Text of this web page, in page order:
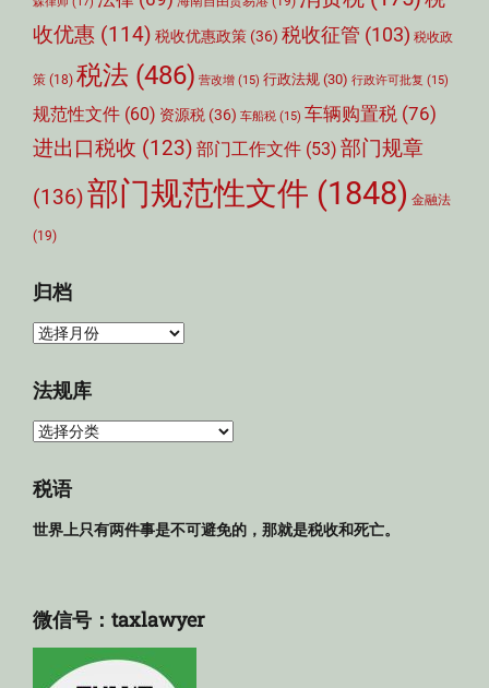
收优惠 (114) 税收优惠政策 (36) 税收征管 (103) 税收政
策 (18) 税法 (486) 营改增 (15) 行政法规 (30) 行政许可批复 (15)
规范性文件 (60) 资源税 (36) 车船税 (15) 车辆购置税 (76)
进出口税收 (123) 部门工作文件 (53) 部门规章
(136)部门规范性文件 (1848) 金融法
(19)
归档
归
法规库
法
库
税语
世界上只有两件事是不可避免的，那就是税收和死亡。
微信号：taxlawyer